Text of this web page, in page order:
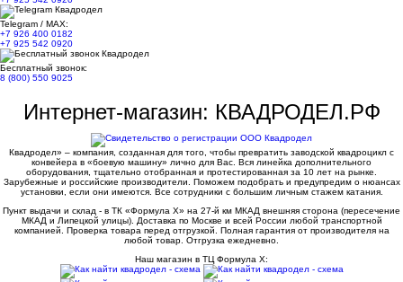
Telegram / MAX:
+7 926 400 0182
+7 925 542 0920
Бесплатный звонок:
8 (800) 550 9025
Интернет-магазин: КВАДРОДЕЛ.РФ
Квадродел» – компания, созданная для того, чтобы превратить заводской квадроцикл с
конвейера в «боевую машину» лично для Вас. Вся линейка дополнительного
оборудования, тщательно отобранная и протестированная за 10 лет на рынке.
Зарубежные и российские производители. Поможем подобрать и предупредим о нюансах
установки, если они имеются. Все сотрудники с большим личным стажем катания.
Пункт выдачи и склад - в ТК «Формула X» на 27-й км МКАД внешняя сторона (пересечение
МКАД и Липецкой улицы). Доставка по Москве и всей России любой транспортной
компанией. Проверка товара перед отгрузкой. Полная гарантия от производителя на
любой товар. Отгрузка ежедневно.
Наш магазин в ТЦ Формула Х: